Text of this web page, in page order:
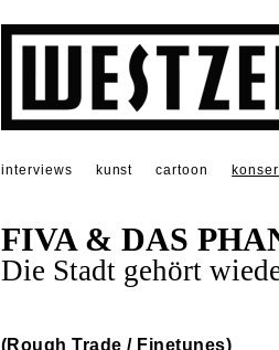
interviews kunst cartoon
FIVA & DAS
Die Stadt gehört
(Rough Trade / Finetunes)